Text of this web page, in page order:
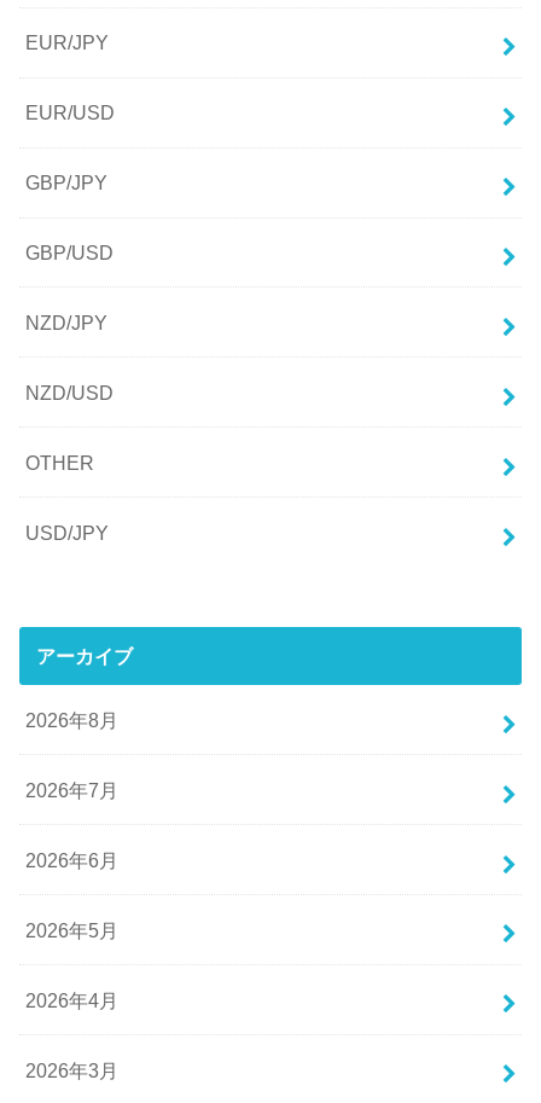
EUR/JPY
EUR/USD
GBP/JPY
GBP/USD
NZD/JPY
NZD/USD
OTHER
USD/JPY
アーカイブ
2026年8月
2026年7月
2026年6月
2026年5月
2026年4月
2026年3月